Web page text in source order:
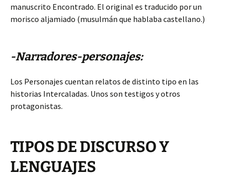
manuscrito Encontrado. El original es traducido por un
morisco aljamiado (musulmán que hablaba castellano.)
-Narradores-personajes:
Los Personajes cuentan relatos de distinto tipo en las
historias Intercaladas. Unos son testigos y otros
protagonistas.
TIPOS DE DISCURSO Y
LENGUAJES